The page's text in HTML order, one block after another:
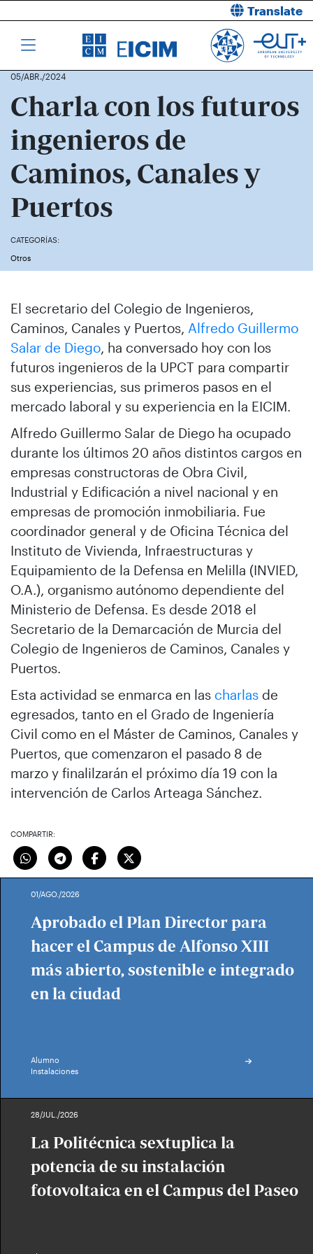
Translate
05/ABR./2024
Charla con los futuros
ingenieros de
Caminos, Canales y
Puertos
CATEGORÍAS:
Otros
El secretario del Colegio de Ingenieros,
Caminos, Canales y Puertos, Alfredo Guillermo
Salar de Diego, ha conversado hoy con los
futuros ingenieros de la UPCT para compartir
sus experiencias, sus primeros pasos en el
mercado laboral y su experiencia en la EICIM.
Alfredo Guillermo Salar de Diego ha ocupado
durante los últimos 20 años distintos cargos en
empresas constructoras de Obra Civil,
Industrial y Edificación a nivel nacional y en
empresas de promoción inmobiliaria. Fue
coordinador general y de Oficina Técnica del
Instituto de Vivienda, Infraestructuras y
Equipamiento de la Defensa en Melilla (INVIED,
O.A.), organismo autónomo dependiente del
Ministerio de Defensa. Es desde 2018 el
Secretario de la Demarcación de Murcia del
Colegio de Ingenieros de Caminos, Canales y
Puertos.
Esta actividad se enmarca en las charlas de
egresados, tanto en el Grado de Ingeniería
Civil como en el Máster de Caminos, Canales y
Puertos, que comenzaron el pasado 8 de
marzo y finalilzarán el próximo día 19 con la
intervención de Carlos Arteaga Sánchez.
COMPARTIR:
01/AGO./2026
Aprobado el Plan Director para
hacer el Campus de Alfonso XIII
más abierto, sostenible e integrado
en la ciudad
Alumno
Instalaciones
28/JUL./2026
La Politécnica sextuplica la
potencia de su instalación
fotovoltaica en el Campus del Paseo